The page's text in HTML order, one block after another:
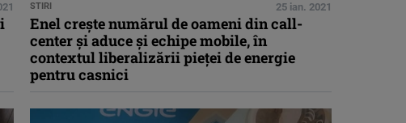
STIRI 25 ian. 2021
Enel crește numărul de oameni din call-
center și aduce și echipe mobile, în
contextul liberalizării pieței de energie
pentru casnici